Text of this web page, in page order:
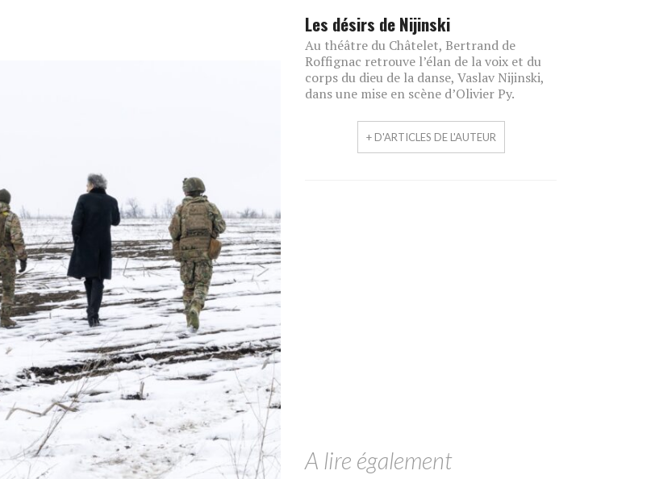
Les désirs de Nijinski
Au théâtre du Châtelet, Bertrand de
Roffignac retrouve l’élan de la voix et du
corps du dieu de la danse, Vaslav Nijinski,
dans une mise en scène d’Olivier Py.
+ D'ARTICLES DE L'AUTEUR
A lire également